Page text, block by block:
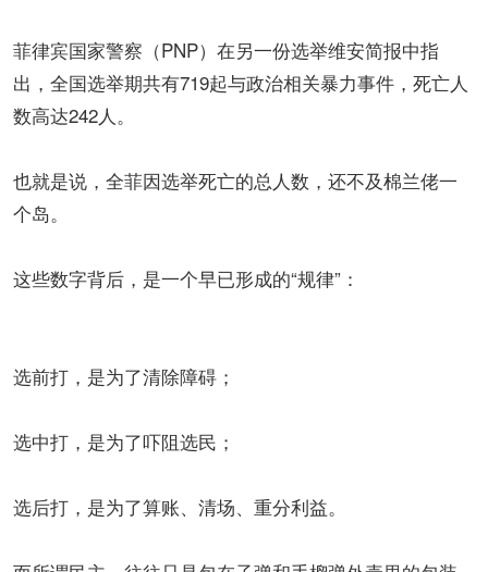
菲律宾国家警察（PNP）在另一份选举维安简报中指
出，全国选举期共有719起与政治相关暴力事件，死亡人
数高达242人。
也就是说，全菲因选举死亡的总人数，还不及棉兰佬一
个岛。
这些数字背后，是一个早已形成的“规律”：
选前打，是为了清除障碍；
选中打，是为了吓阻选民；
选后打，是为了算账、清场、重分利益。